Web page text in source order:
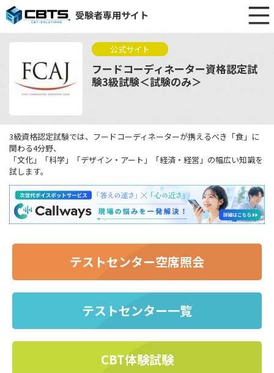
受験者専用サイト
公式サイト
フードコーディネーター資格認定試
験3級試験＜試験のみ＞
3級資格認定試験では、フードコーディネーターが携えるべき「食」に
関わる4分野、
「文化」「科学」「デザイン・アート」「経済・経営」の幅広い知識を
試します。
テストセンター空席照会
テストセンター一覧
CBT体験試験